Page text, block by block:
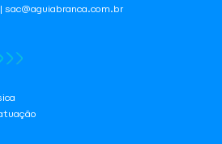
sac@aguiabranca.com.br